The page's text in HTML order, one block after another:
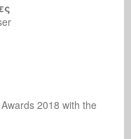
2018 with the